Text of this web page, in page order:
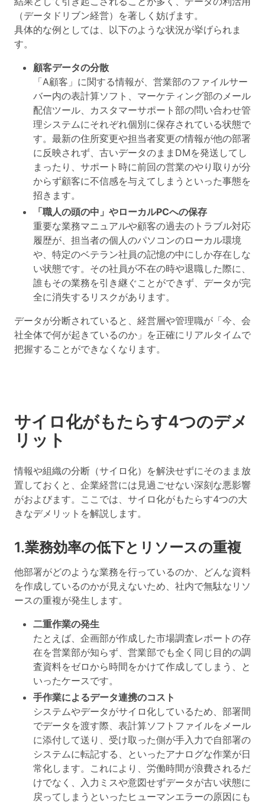
（データドリブン経営）を著しく妨げます。
具体的な例としては、以下のような状況が挙げられま
す。
顧客データの分散
「A顧客」に関する情報が、営業部のファイルサー
バー内の表計算ソフト、マーケティング部のメール
配信ツール、カスタマーサポート部の問い合わせ管
理システムにそれぞれ個別に保存されている状態で
す。最新の住所変更や担当者変更の情報が他の部署
に反映されず、古いデータのままDMを発送してし
まったり、サポート時に前回の営業のやり取りが分
からず顧客に不信感を与えてしまうといった事態を
招きます。
「職人の頭の中」やローカルPCへの保存
重要な業務マニュアルや顧客の過去のトラブル対応
履歴が、担当者の個人のパソコンのローカル環境
や、特定のベテラン社員の記憶の中にしか存在しな
い状態です。その社員が不在の時や退職した際に、
誰もその業務を引き継ぐことができず、データが完
全に消失するリスクがあります。
データが分断されていると、経営層や管理職が「今、会
社全体で何が起きているのか」を正確にリアルタイムで
把握することができなくなります。
サイロ化がもたらす4つのデメ
リット
情報や組織の分断（サイロ化）を解決せずにそのまま放
置しておくと、企業経営には見過ごせない深刻な悪影響
がおよびます。ここでは、サイロ化がもたらす4つの大
きなデメリットを解説します。
1.業務効率の低下とリソースの重複
他部署がどのような業務を行っているのか、どんな資料
を作成しているのかが見えないため、社内で無駄なリソ
ースの重複が発生します。
二重作業の発生
たとえば、企画部が作成した市場調査レポートの存
在を営業部が知らず、営業部でも全く同じ目的の調
査資料をゼロから時間をかけて作成してしまう、と
いったケースです。
手作業によるデータ連携のコスト
システムやデータがサイロ化しているため、部署間
でデータを渡す際、表計算ソフトファイルをメール
に添付して送り、受け取った側が手入力で自部署の
システムに転記する、といったアナログな作業が日
常化します。これにより、労働時間が浪費されるだ
けでなく、入力ミスや意図せずデータが古い状態に
戻ってしまうといったヒューマンエラーの原因にも